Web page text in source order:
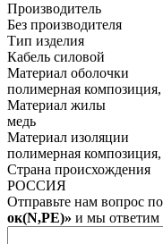
Производитель
Без производителя
Тип изделия
Кабель силовой
Материал оболочки
полимерная
Материал жилы
медь
Материал изоляции
полимерная
Страна происхождения
РОССИЯ
Отправьте нам вопрос
ок(N,PE)» и мы ответим